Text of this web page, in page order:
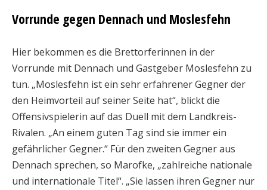
Vorrunde gegen Dennach und Moslesfehn
Hier bekommen es die Brettorferinnen in der
Vorrunde mit Dennach und Gastgeber Moslesfehn zu
tun. „Moslesfehn ist ein sehr erfahrener Gegner der
den Heimvorteil auf seiner Seite hat“, blickt die
Offensivspielerin auf das Duell mit dem Landkreis-
Rivalen. „An einem guten Tag sind sie immer ein
gefährlicher Gegner.“ Für den zweiten Gegner aus
Dennach sprechen, so Marofke, „zahlreiche nationale
und internationale Titel“. „Sie lassen ihren Gegner nur